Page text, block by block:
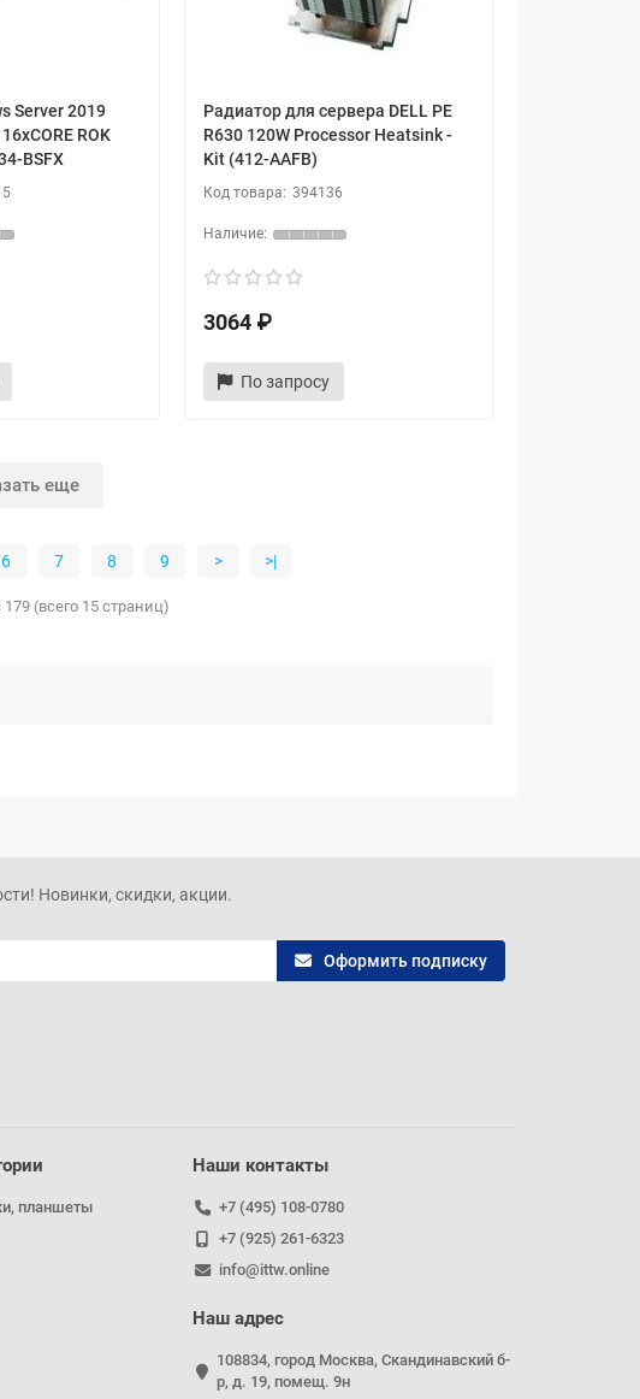
Server 2019
ROK
BSFX
Радиатор для сервера DELL PE
R630 120W Processor Heatsink -
Kit (412-AAFB)
394136
3064 ₽
По запросу
еще
6 7 8 9 > >|
(всего 15 страниц)
Новинки, скидки, акции.
Оформить подписку
планшеты
Наши контакты
+7 (495) 108-0780
+7 (925) 261-6323
info@ittw.online
Наш адрес
108834, город Москва, Скандинавский б-
р, д. 19, помещ. 9н